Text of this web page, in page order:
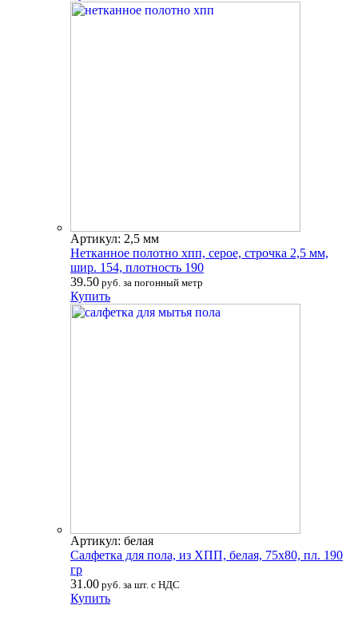
Артикул: 2,5 мм
Нетканное полотно хпп, серое, строчка 2,5 мм,
шир. 154, плотность 190
39.50 руб. за погонный метр
Купить
Артикул: белая
Салфетка для пола, из ХПП, белая, 75х80, пл. 190
гр
31.00 руб. за шт. с НДС
Купить